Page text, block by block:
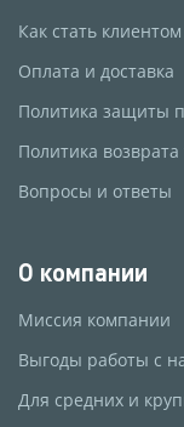
Как стать клиентом
Оплата и доставка
Политика защиты
Политика
Вопросы и ответы
О компании
Миссия компании
Выгоды работы с
Для средних и